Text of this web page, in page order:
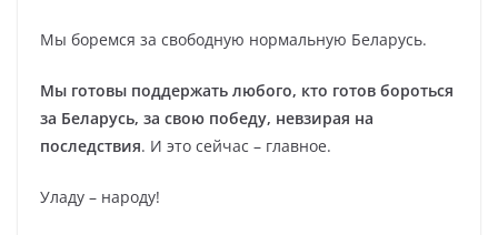
Мы боремся за свободную нормальную Беларусь.
Мы готовы поддержать любого, кто готов бороться
за Беларусь, за свою победу, невзирая на
последствия. И это сейчас – главное.
Уладу – народу!